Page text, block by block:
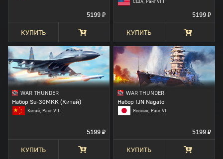
5199 ₽
КУПИТЬ
США, Ранг VIII
5199 ₽
КУПИТЬ
WAR THUNDER
Набор Su-30MKK (Китай)
Китай, Ранг VIII
5199 ₽
КУПИТЬ
WAR THUNDER
Набор IJN Nagato
Япония, Ранг VI
5199 ₽
КУПИТЬ